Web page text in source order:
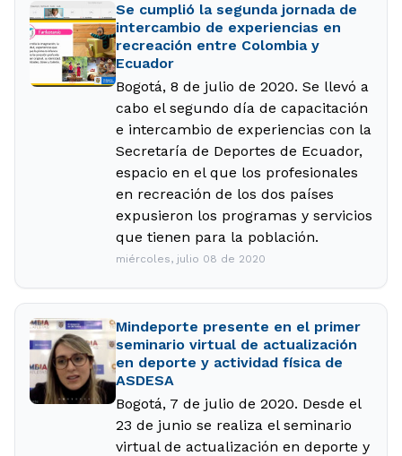
Se cumplió la segunda jornada de
intercambio de experiencias en
recreación entre Colombia y
Ecuador
Bogotá, 8 de julio de 2020. Se llevó a
cabo el segundo día de capacitación
e intercambio de experiencias con la
Secretaría de Deportes de Ecuador,
espacio en el que los profesionales
en recreación de los dos países
expusieron los programas y servicios
que tienen para la población.
miércoles, julio 08 de 2020
Mindeporte presente en el primer
seminario virtual de actualización
en deporte y actividad física de
ASDESA
Bogotá, 7 de julio de 2020. Desde el
23 de junio se realiza el seminario
virtual de actualización en deporte y